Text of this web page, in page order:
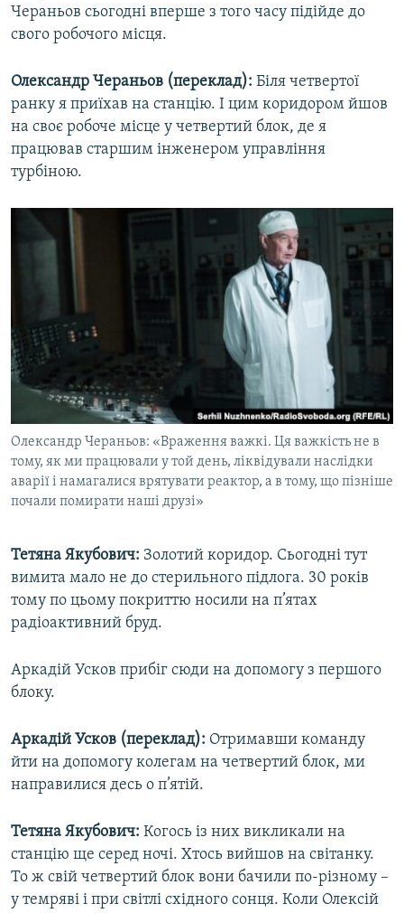
Чераньов сьогодні вперше з того часу підійде до
свого робочого місця.
Олександр Чераньов (переклад): Біля четвертої
ранку я приїхав на станцію. І цим коридором йшов
на своє робоче місце у четвертий блок, де я
працював старшим інженером управління
турбіною.
Олександр Чераньов: «Враження важкі. Ця важкість не в
тому, як ми працювали у той день, ліквідували наслідки
аварії і намагалися врятувати реактор, а в тому, що пізніше
почали помирати наші друзі»
Тетяна Якубович: Золотий коридор. Сьогодні тут
вимита мало не до стерильного підлога. 30 років
тому по цьому покриттю носили на п’ятах
радіоактивний бруд.
Аркадій Усков прибіг сюди на допомогу з першого
блоку.
Аркадій Усков (переклад): Отримавши команду
йти на допомогу колегам на четвертий блок, ми
направилися десь о п’ятій.
Тетяна Якубович: Когось із них викликали на
станцію ще серед ночі. Хтось вийшов на світанку.
То ж свій четвертий блок вони бачили по-різному –
у темряві і при світлі східного сонця. Коли Олексій